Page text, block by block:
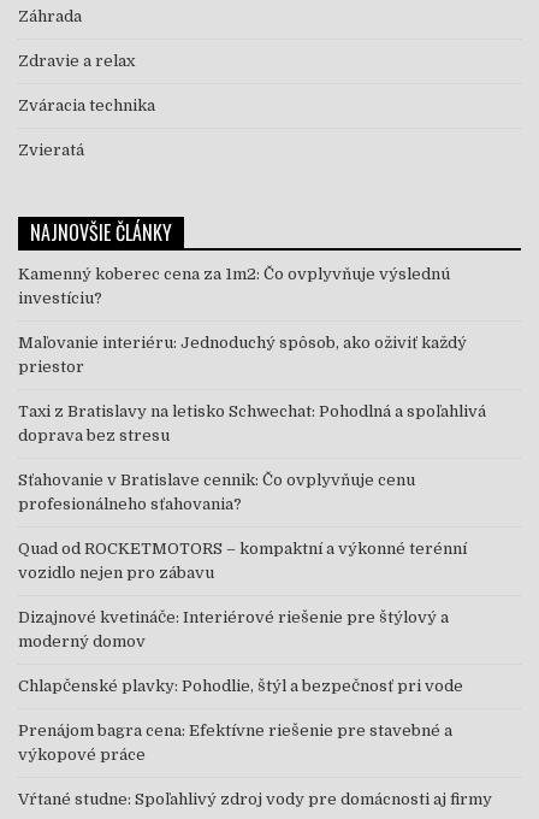
Záhrada
Zdravie a relax
Zváracia technika
Zvieratá
NAJNOVŠIE ČLÁNKY
Kamenný koberec cena za 1m2: Čo ovplyvňuje výslednú
investíciu?
Maľovanie interiéru: Jednoduchý spôsob, ako oživiť každý
priestor
Taxi z Bratislavy na letisko Schwechat: Pohodlná a spoľahlivá
doprava bez stresu
Sťahovanie v Bratislave cennik: Čo ovplyvňuje cenu
profesionálneho sťahovania?
Quad od ROCKETMOTORS – kompaktní a výkonné terénní
vozidlo nejen pro zábavu
Dizajnové kvetináče: Interiérové riešenie pre štýlový a
moderný domov
Chlapčenské plavky: Pohodlie, štýl a bezpečnosť pri vode
Prenájom bagra cena: Efektívne riešenie pre stavebné a
výkopové práce
Vŕtané studne: Spoľahlivý zdroj vody pre domácnosti aj firmy